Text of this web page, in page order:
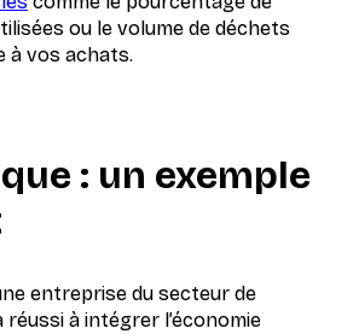
ou le volume de déchets
à vos achats.
: un exemple
entreprise du secteur de
réussi à intégrer l’économie